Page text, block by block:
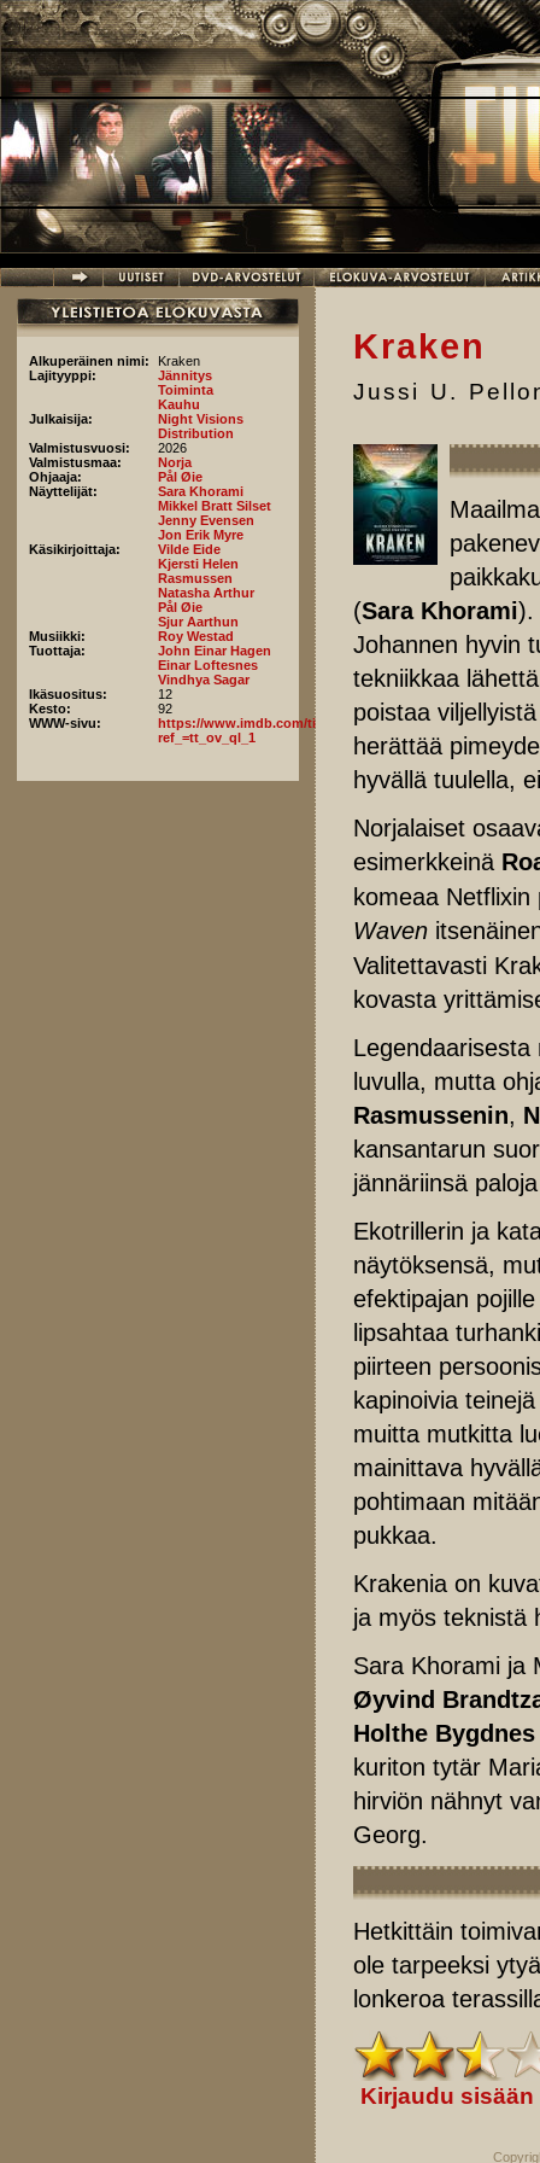
Hyppää pääsisältöön
Alkuperäinen nimi:
Kraken
Lajityyppi:
Jännitys
Toiminta
Kauhu
Julkaisija:
Night Visions
Distribution
Valmistusvuosi:
2026
Valmistusmaa:
Norja
Ohjaaja:
Pål Øie
Näyttelijät:
Sara Khorami
Mikkel Bratt Silset
Jenny Evensen
Jon Erik Myre
Käsikirjoittaja:
Vilde Eide
Kjersti Helen
Rasmussen
Natasha Arthur
Pål Øie
Sjur Aarthun
Musiikki:
Roy Westad
Tuottaja:
John Einar Hagen
Einar Loftesnes
Vindhya Sagar
Ikäsuositus:
12
Kesto:
92
WWW-sivu:
https://www.imdb.com/title/tt19838566/fullcredits/?
ref_=tt_ov_ql_1
Kraken
Jussi U.
(Sara Khorami).
Johannen hyvin
tekniikkaa
poistaa
herättää
hyvällä tuulella,
Norjalaiset
esimerkkeinä
komeaa
Waven
Valitettavasti
kovasta
Legendaarisesta
luvulla, mutta
Rasmussenin,
kansantarun
jännäriinsä
Ekotrillerin ja
näytöksensä,
efektipajan
lipsahtaa
piirteen
kapinoivia
muitta mutkitta
mainittava
pohtimaan
pukkaa.
Krakenia on
ja myös teknistä
Sara Khorami ja
Øyvind
Holthe Bygdnes
kuriton tytär
hirviön nähnyt
Georg.
Hetkittäin
ole tarpeeksi
lonkeroa
Kirjaudu sisään